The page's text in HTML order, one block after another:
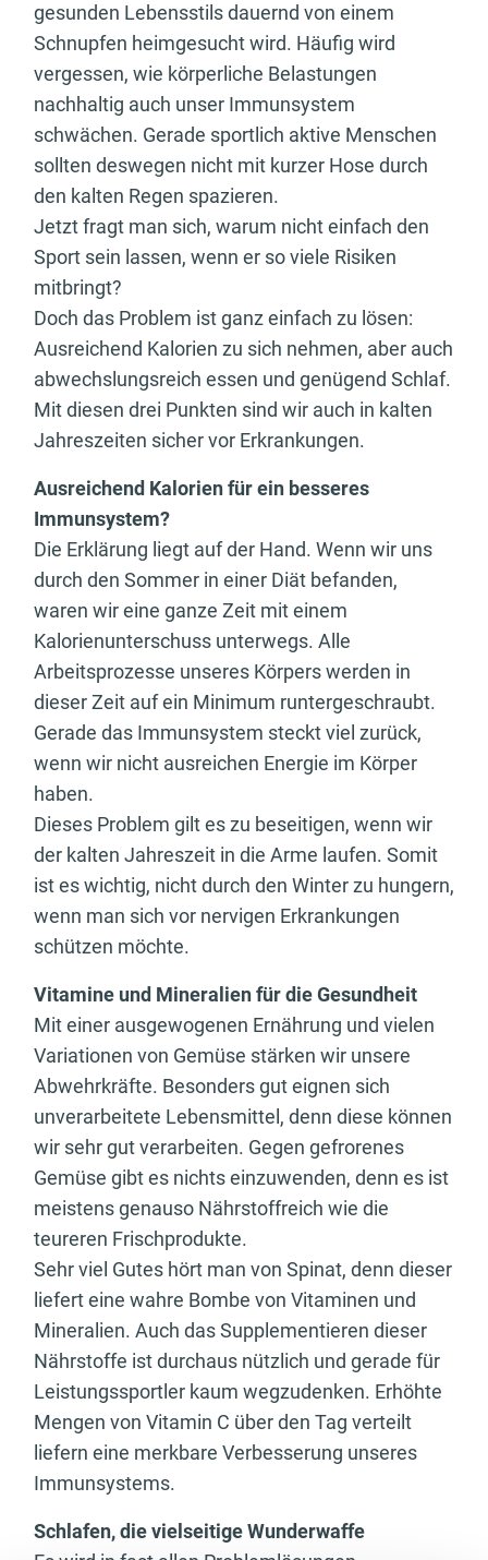
gesunden Lebensstils dauernd von einem
Schnupfen heimgesucht wird. Häufig wird
vergessen, wie körperliche Belastungen
nachhaltig auch unser Immunsystem
schwächen. Gerade sportlich aktive Menschen
sollten deswegen nicht mit kurzer Hose durch
den kalten Regen spazieren.
Jetzt fragt man sich, warum nicht einfach den
Sport sein lassen, wenn er so viele Risiken
mitbringt?
Doch das Problem ist ganz einfach zu lösen:
Ausreichend Kalorien zu sich nehmen, aber auch
abwechslungsreich essen und genügend Schlaf.
Mit diesen drei Punkten sind wir auch in kalten
Jahreszeiten sicher vor Erkrankungen.
Ausreichend Kalorien für ein besseres
Immunsystem?
Die Erklärung liegt auf der Hand. Wenn wir uns
durch den Sommer in einer Diät befanden,
waren wir eine ganze Zeit mit einem
Kalorienunterschuss unterwegs. Alle
Arbeitsprozesse unseres Körpers werden in
dieser Zeit auf ein Minimum runtergeschraubt.
Gerade das Immunsystem steckt viel zurück,
wenn wir nicht ausreichen Energie im Körper
haben.
Dieses Problem gilt es zu beseitigen, wenn wir
der kalten Jahreszeit in die Arme laufen. Somit
ist es wichtig, nicht durch den Winter zu hungern,
wenn man sich vor nervigen Erkrankungen
schützen möchte.
Vitamine und Mineralien für die Gesundheit
Mit einer ausgewogenen Ernährung und vielen
Variationen von Gemüse stärken wir unsere
Abwehrkräfte. Besonders gut eignen sich
unverarbeitete Lebensmittel, denn diese können
wir sehr gut verarbeiten. Gegen gefrorenes
Gemüse gibt es nichts einzuwenden, denn es ist
meistens genauso Nährstoffreich wie die
teureren Frischprodukte.
Sehr viel Gutes hört man von Spinat, denn dieser
liefert eine wahre Bombe von Vitaminen und
Mineralien. Auch das Supplementieren dieser
Nährstoffe ist durchaus nützlich und gerade für
Leistungssportler kaum wegzudenken. Erhöhte
Mengen von Vitamin C über den Tag verteilt
liefern eine merkbare Verbesserung unseres
Immunsystems.
Schlafen, die vielseitige Wunderwaffe